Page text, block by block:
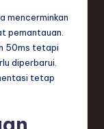
mencerminkan
pemantauan.
50ms tetapi
diperbarui.
tetap